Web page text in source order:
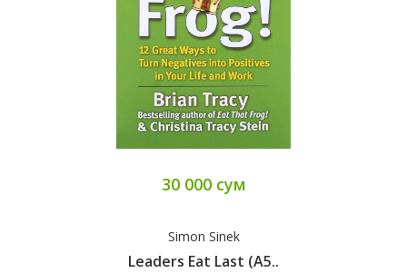
30 000 сум
Simon Sinek
Leaders Eat Last (А5..